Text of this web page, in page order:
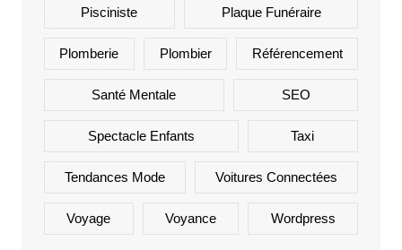
Pisciniste Plaque Funéraire
Plomberie Plombier Référencement
Santé Mentale SEO
Spectacle Enfants Taxi
Tendances Mode Voitures Connectées
Voyage Voyance Wordpress